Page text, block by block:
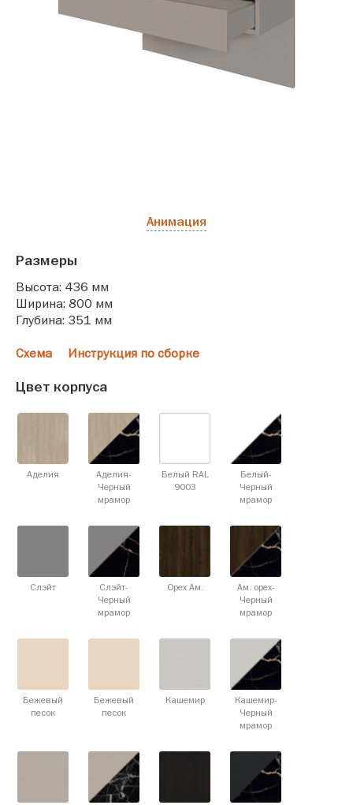
Анимация
Размеры
Высота: 436 мм
Ширина: 800 мм
Глубина: 351 мм
Схема Инструкция по сборке
Цвет корпуса
Аделия
Аделия-
Черный
мрамор
Белый RAL
9003
Белый-
Черный
мрамор
Слэйт
Слэйт-
Черный
мрамор
Орех Ам.
Ам. орех-
Черный
мрамор
Бежевый
песок
Бежевый
песок
Кашемир
Кашемир-
Черный
мрамор